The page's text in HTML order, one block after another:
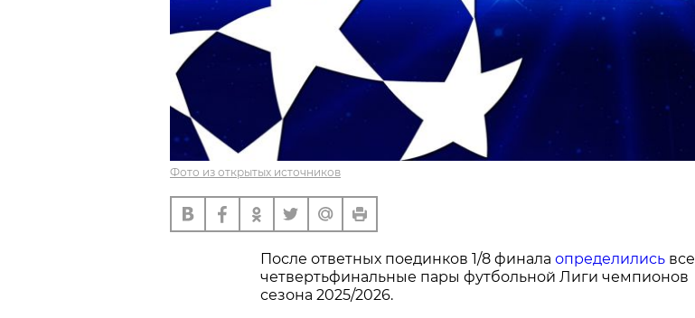
Фото из открытых источников
После ответных поединков 1/8 финала определились все
четвертьфинальные пары футбольной Лиги чемпионов
сезона 2025/2026.